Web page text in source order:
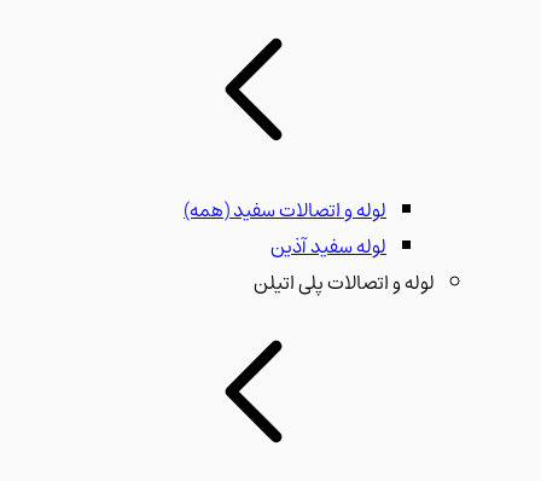
لوله و اتصالات سفید(همه)
لوله سفید آذین
لوله و اتصالات پلی اتیلن